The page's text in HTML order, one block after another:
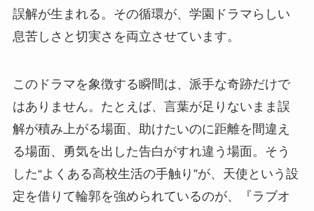
誤解が生まれる。その循環が、学園ドラマらしい
息苦しさと切実さを両立させています。
このドラマを象徴する瞬間は、派手な奇跡だけで
はありません。たとえば、言葉が足りないまま誤
解が積み上がる場面、助けたいのに距離を間違え
る場面、勇気を出した告白がすれ違う場面。そう
した“よくある高校生活の手触り”が、天使という設
定を借りて輪郭を強められているのが、『ラブオ